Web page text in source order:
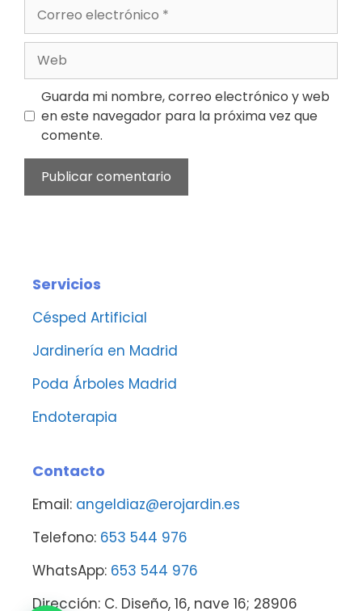
electrónico
Guarda mi nombre, correo electrónico y web
en este navegador para la próxima vez que
comente.
Servicios
Césped Artificial
Jardinería en Madrid
Poda Árboles Madrid
Endoterapia
Contacto
Email: angeldiaz@erojardin.es
Telefono: 653 544 976
WhatsApp: 653 544 976
Dirección: C. Diseño, 16, nave 16; 28906